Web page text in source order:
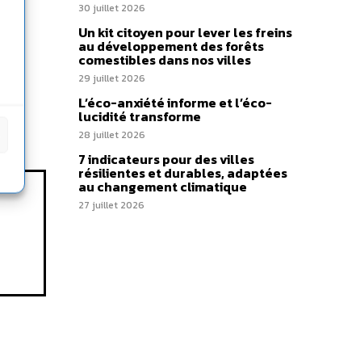
30 juillet 2026
Un kit citoyen pour lever les freins
au développement des forêts
comestibles dans nos villes
29 juillet 2026
L’éco-anxiété informe et l’éco-
lucidité transforme
28 juillet 2026
7 indicateurs pour des villes
résilientes et durables, adaptées
au changement climatique
27 juillet 2026